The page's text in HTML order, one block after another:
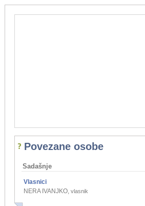
Povezane osobe
Sadašnje
Vlasnici
NERA IVANJKO, vlasnik